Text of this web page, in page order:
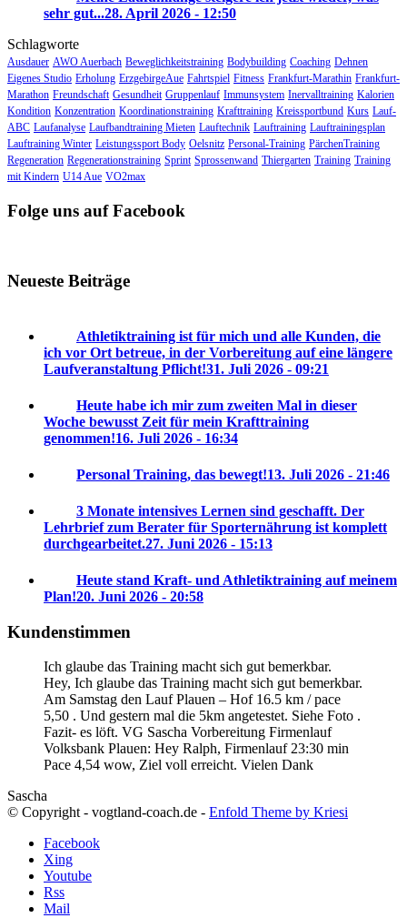
sehr gut...28. April 2026 - 12:50
Schlagworte
Ausdauer AWO Auerbach Beweglichkeitstraining Bodybuilding Coaching Dehnen
Eigenes Studio Erholung ErzgebirgeAue Fahrtspiel Fitness Frankfurt-Marathin Frankfurt-
Marathon Freundschaft Gesundheit Gruppenlauf Immunsystem Inervalltraining Kalorien
Kondition Konzentration Koordinationstraining Krafttraining Kreissportbund Kurs Lauf-
ABC Laufanalyse Laufbandtraining Mieten Lauftechnik Lauftraining Lauftrainingsplan
Lauftraining Winter Leistungssport Body Oelsnitz Personal-Training PärchenTraining
Regeneration Regenerationstraining Sprint Sprossenwand Thiergarten Training Training
mit Kindern U14 Aue VO2max
Folge uns auf Facebook
Neueste Beiträge
Athletiktraining ist für mich und alle Kunden, die
ich vor Ort betreue, in der Vorbereitung auf eine längere
Laufveranstaltung Pflicht!31. Juli 2026 - 09:21
Heute habe ich mir zum zweiten Mal in dieser
Woche bewusst Zeit für mein Krafttraining
genommen!16. Juli 2026 - 16:34
Personal Training, das bewegt!13. Juli 2026 - 21:46
3 Monate intensives Lernen sind geschafft. Der
Lehrbrief zum Berater für Sporternährung ist komplett
durchgearbeitet.27. Juni 2026 - 15:13
Heute stand Kraft- und Athletiktraining auf meinem
Plan!20. Juni 2026 - 20:58
Kundenstimmen
Ich glaube das Training macht sich gut bemerkbar.
Hey, Ich glaube das Training macht sich gut bemerkbar.
Am Samstag den Lauf Plauen – Hof 16.5 km / pace
5,50 . Und gestern mal die 5km angetestet. Siehe Foto .
Fazit- es löft. VG Sascha Vorbereitung Firmenlauf
Volksbank Plauen: Hey Ralph, Firmenlauf 23:30 min
Pace 4,54 wow, Ziel voll erreicht. Vielen Dank
Sascha
© Copyright - vogtland-coach.de - Enfold Theme by Kriesi
Facebook
Xing
Youtube
Rss
Mail